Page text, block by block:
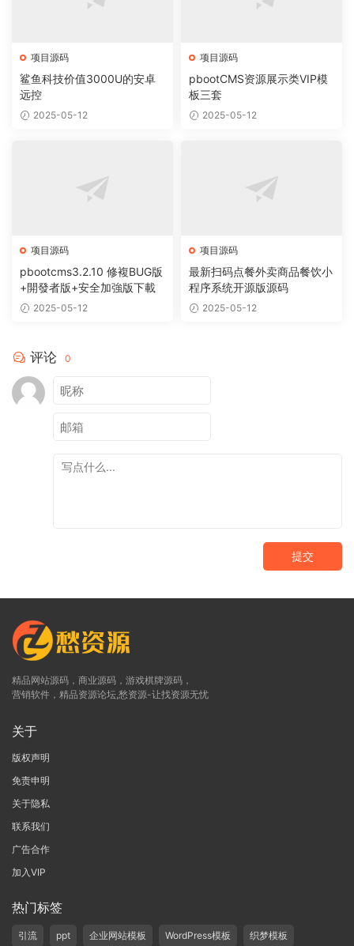
项目源码
鲨鱼科技价值3000U的安卓
远控
2025-05-12
项目源码
pbootCMS资源展示类VIP模
板三套
2025-05-12
项目源码
pbootcms3.2.10 修複BUG版
+開發者版+安全加強版下載
2025-05-12
项目源码
最新扫码点餐外卖商品餐饮小
程序系统开源版源码
2025-05-12
评论 0
提交
精品网站源码，商业源码，游戏棋牌源码，
营销软件，精品资源论坛,愁资源-让找资源无忧
关于
版权声明
免责申明
关于隐私
联系我们
广告合作
加入VIP
热门标签
引流 ppt 企业网站模板 WordPress模板 织梦模板